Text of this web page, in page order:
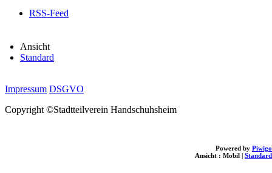
Powered by Piwigo
Ansicht : Mobil | Standard
RSS-Feed
Ansicht
Standard
Impressum DSGVO
Copyright ©Stadtteilverein Handschuhsheim